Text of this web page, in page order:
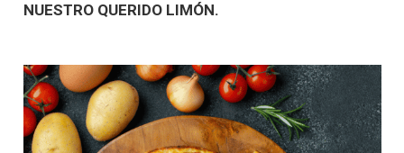
NUESTRO QUERIDO LIMÓN.